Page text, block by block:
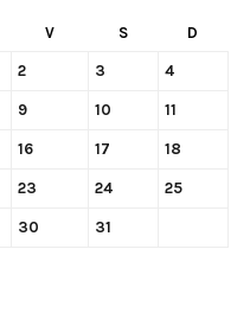
V S D
2 3 4
9 10 11
16 17 18
23 24 25
30 31